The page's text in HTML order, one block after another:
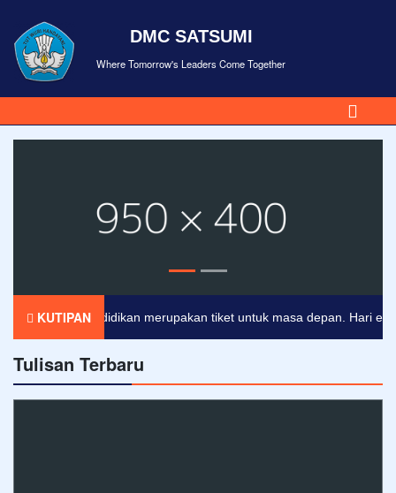
DMC SATSUMI
Where Tomorrow's Leaders Come Together
KUTIPAN
Pendidikan merupakan tiket untuk masa depan. Hari esok
Tulisan Terbaru